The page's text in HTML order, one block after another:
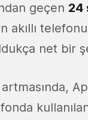
geçen 24
akıllı
net bir